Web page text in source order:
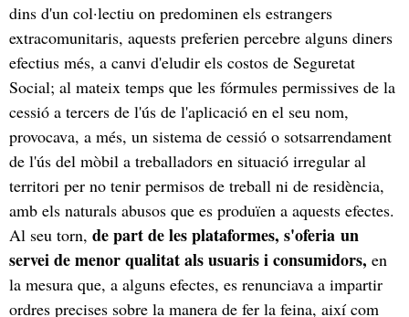
dins d'un col·lectiu on predominen els estrangers
extracomunitaris, aquests preferien percebre alguns diners
efectius més, a canvi d'eludir els costos de Seguretat
Social; al mateix temps que les fórmules permissives de la
cessió a tercers de l'ús de l'aplicació en el seu nom,
provocava, a més, un sistema de cessió o sotsarrendament
de l'ús del mòbil a treballadors en situació irregular al
territori per no tenir permisos de treball ni de residència,
amb els naturals abusos que es produïen a aquests efectes.
Al seu torn, de part de les plataformes, s'oferia un
servei de menor qualitat als usuaris i consumidors, en
la mesura que, a alguns efectes, es renunciava a impartir
ordres precises sobre la manera de fer la feina, així com